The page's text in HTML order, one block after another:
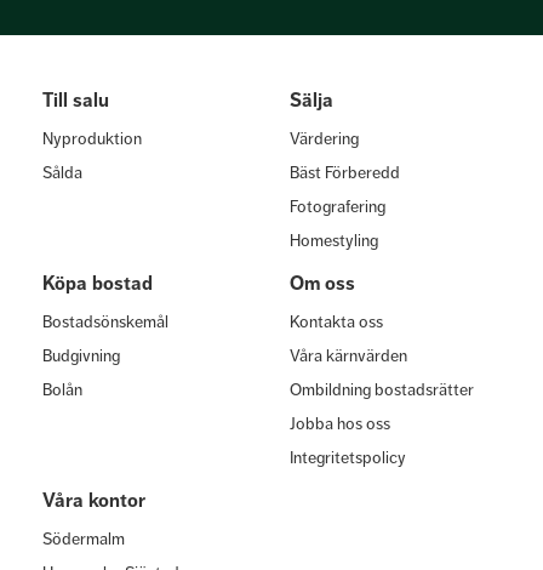
Till salu
Nyproduktion
Sålda
Sälja
Värdering
Bäst Förberedd
Fotografering
Homestyling
Köpa bostad
Bostadsönskemål
Budgivning
Bolån
Om oss
Kontakta oss
Våra kärnvärden
Ombildning bostadsrätter
Jobba hos oss
Integritetspolicy
Våra kontor
Södermalm